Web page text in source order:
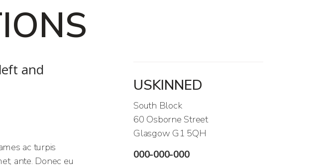
and
ac turpis
ante. Donec eu
USKINNED
South Block
60 Osborne Street
Glasgow G1 5QH
000-000-000